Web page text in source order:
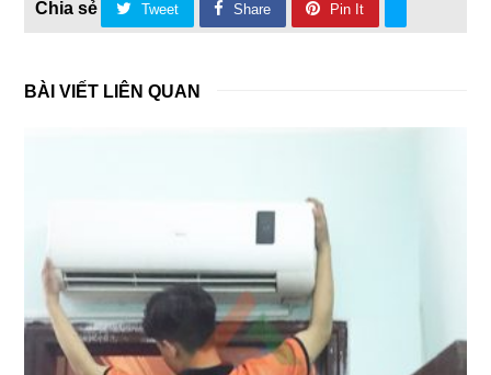
Tweet Share Pin It
BÀI VIẾT LIÊN QUAN